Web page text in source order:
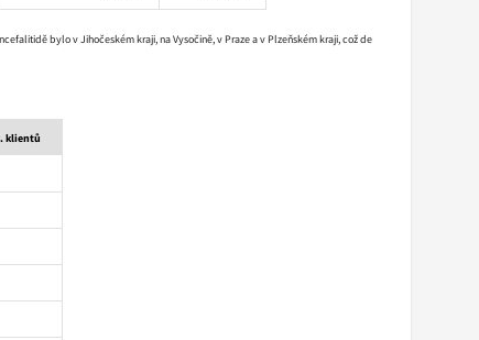
bylo v Jihočeském kraji, na Vysočině, v Praze a v Plzeňském kraji, což de
klientů